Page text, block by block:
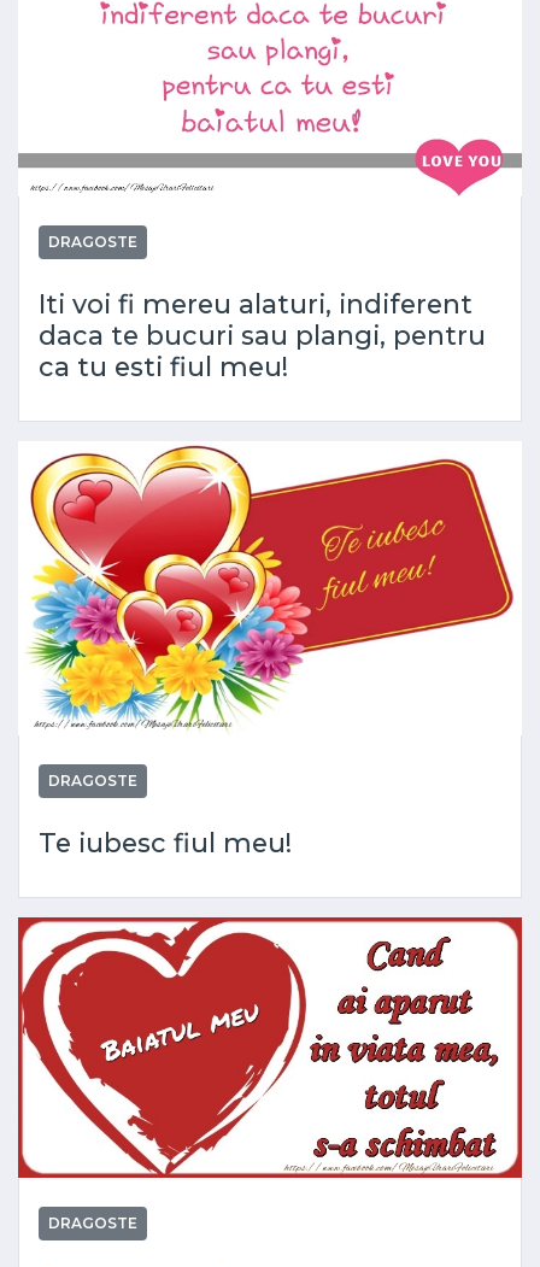
DRAGOSTE
Iti voi fi mereu alaturi, indiferent
daca te bucuri sau plangi, pentru
ca tu esti fiul meu!
DRAGOSTE
Te iubesc fiul meu!
DRAGOSTE